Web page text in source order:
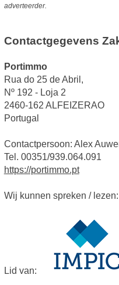
adverteerder.
Contactgegevens
Portimmo
Rua do 25 de Abril,
Nº 192 - Loja 2
2460-162 ALFEIZERAO
Portugal
Contactpersoon: Alex
Tel. 00351/939.064.091
https://portimmo.pt
Wij kunnen spreken / lezen:
Lid van: